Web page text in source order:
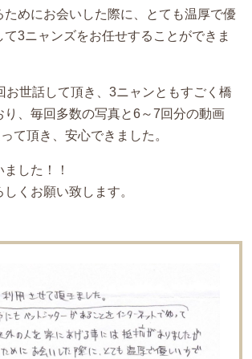
ためにお会いした際に、とても温厚で優
て3ニャンズをお任せすることができま
お世話して頂き、3ニャンともすごく橋
り、毎回多数の写真と6～7回分の動画
て頂き、安心できました。
した！！
くお願い致します。